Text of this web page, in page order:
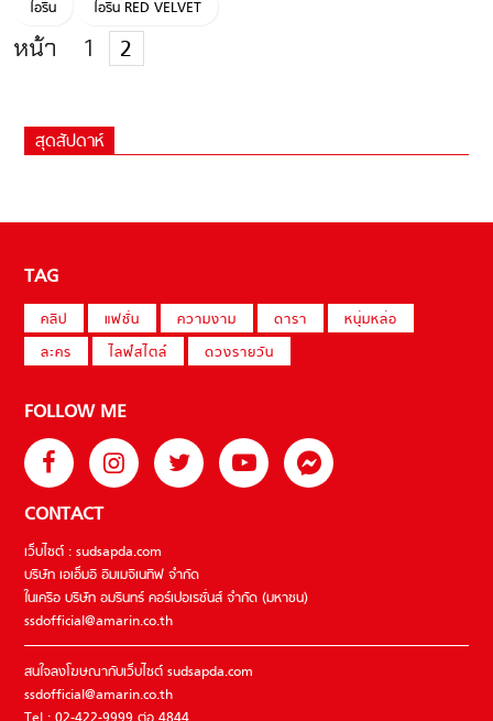
ไอรีน
ไอรีน RED VELVET
หน้า 1 2
สุดสัปดาห์
TAG
คลิป แฟชั่น ความงาม ดารา
หนุ่มหล่อ
ละคร
ไลฟ์สไตล์ ดวงรายวัน
FOLLOW ME
CONTACT
เว็บไซต์ : sudsapda.com
บริษัท เอเอ็มอี อิมเมจิเนทีฟ จำกัด
ในเครือ บริษัท อมรินทร์ คอร์เปอเรชั่นส์ จำกัด (มหาชน)
ssdofficial@amarin.co.th
สนใจลงโฆษณากับเว็บไซต์ sudsapda.com
ssdofficial@amarin.co.th